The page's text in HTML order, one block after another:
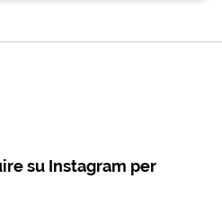
su Instagram per